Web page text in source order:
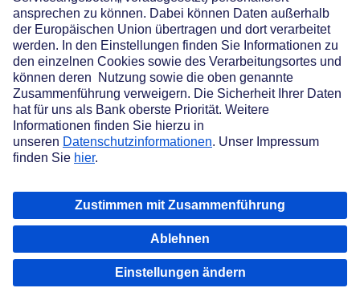
Über maxblue
AGB
Datenschutz
Cookie-Einstellungen
Nutzungsbedingungen
Impressum
Preis- und Leistungsverzeichnis
Rechtliche Hinweise
Barrierefreiheit
© 2026 | Deutsche Bank AG | Taunusanlage 12 | 60325 Frankfurt am Main